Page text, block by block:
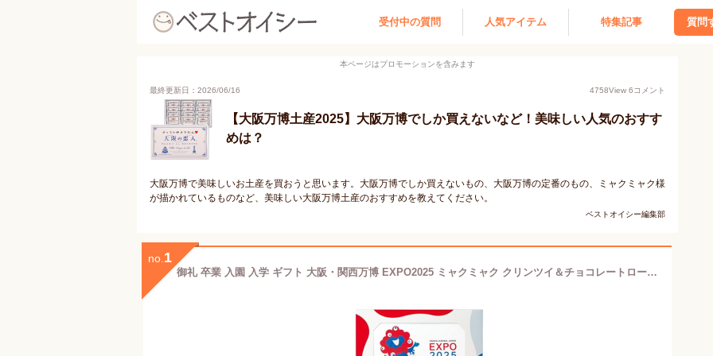
受付中の質問 人気アイテム 特集記事 質問
本ページはプロモーションを含みます
最終更新日：2026/06/16 4758View 6コメント
【大阪万博土産2025】大阪万博でしか買えないなど！美味しい人気のおすす
めは？
大阪万博で美味しいお土産を買おうと思います。大阪万博でしか買えないもの、大阪万博の定番のもの、ミャクミャク様
が描かれているものなど、美味しい大阪万博土産のおすすめを教えてください。
ベストオイシー編集部
no. 1
御礼 卒業 入園 入学 ギフト 大阪・関西万博 EXPO2025 ミャクミャク クリンツイ＆チョコレートロールクッキー